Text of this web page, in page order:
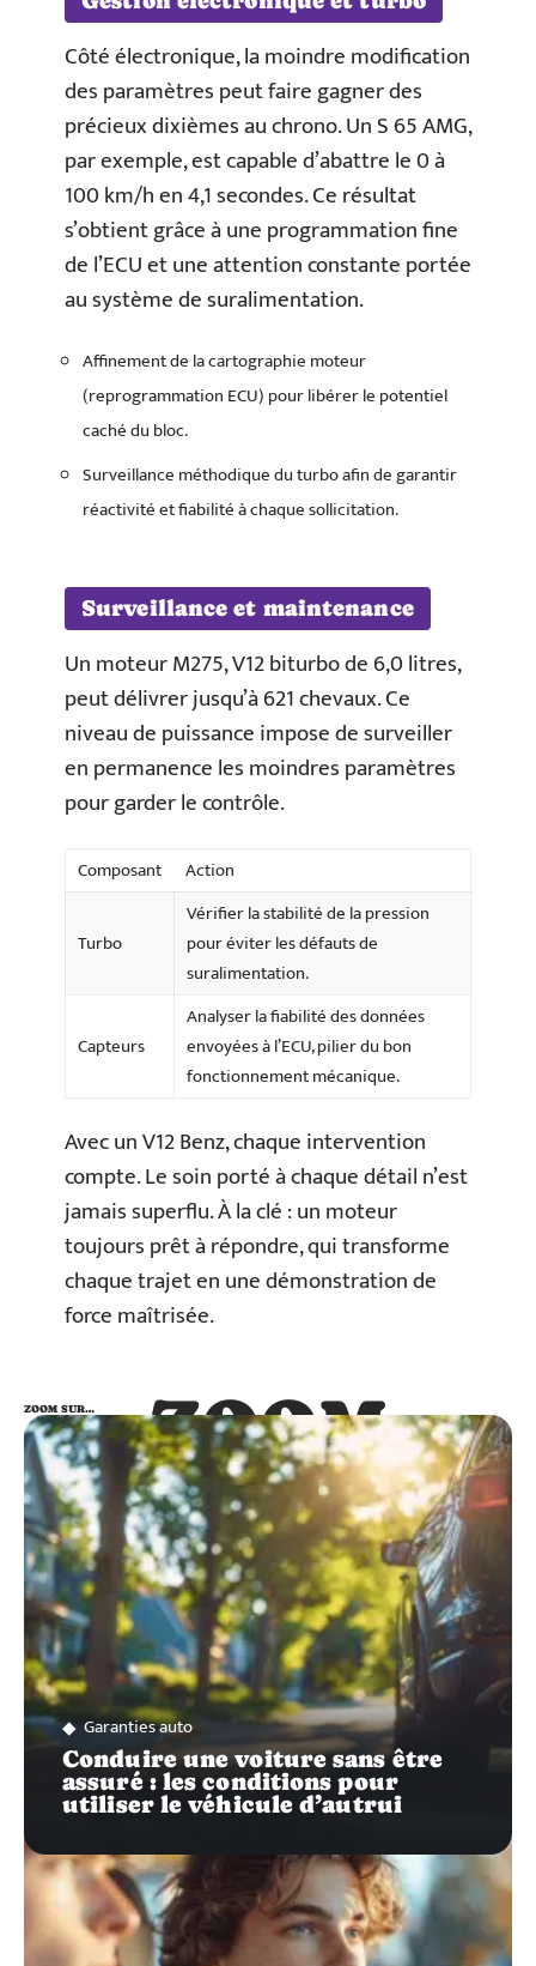
Côté électronique, la moindre modification
des paramètres peut faire gagner des
précieux dixièmes au chrono. Un S 65 AMG,
par exemple, est capable d’abattre le 0 à
100 km/h en 4,1 secondes. Ce résultat
s’obtient grâce à une programmation fine
de l’ECU et une attention constante portée
au système de suralimentation.
Affinement de la cartographie moteur
(reprogrammation ECU) pour libérer le potentiel
caché du bloc.
Surveillance méthodique du turbo afin de garantir
réactivité et fiabilité à chaque sollicitation.
Surveillance et maintenance
Un moteur M275, V12 biturbo de 6,0 litres,
peut délivrer jusqu’à 621 chevaux. Ce
niveau de puissance impose de surveiller
en permanence les moindres paramètres
pour garder le contrôle.
Composant Action
Turbo
Vérifier la stabilité de la pression
pour éviter les défauts de
suralimentation.
Capteurs
Analyser la fiabilité des données
envoyées à l’ECU, pilier du bon
fonctionnement mécanique.
Avec un V12 Benz, chaque intervention
compte. Le soin porté à chaque détail n’est
jamais superflu. À la clé : un moteur
toujours prêt à répondre, qui transforme
chaque trajet en une démonstration de
force maîtrisée.
ZOOM
SUR…
ZOOM SUR…
Garanties auto
Conduire une voiture sans être
assuré : les conditions pour
utiliser le véhicule d’autrui